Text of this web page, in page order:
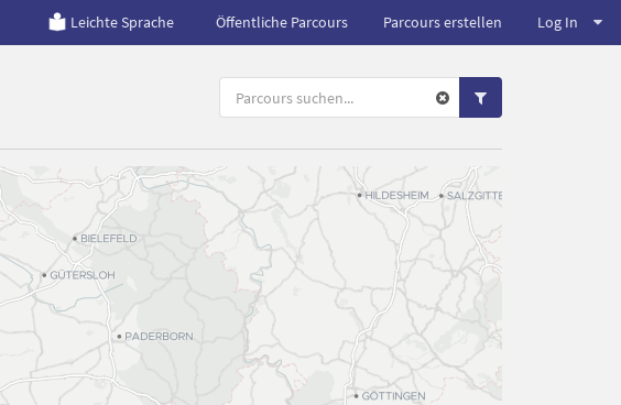
Leichte Sprache Öffentliche Parcours Parcours erstellen Log In